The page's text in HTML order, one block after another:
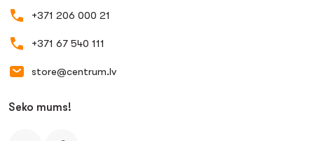
+371 206 000 21
+371 67 540 111
store@centrum.lv
Seko mums!